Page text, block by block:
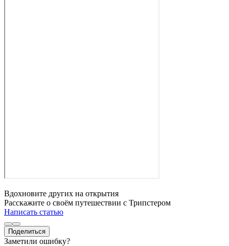
Вдохновите других на открытия
Расскажите о своём путешествии с Трипстером
Написать статью
Поделиться
Заметили ошибку?